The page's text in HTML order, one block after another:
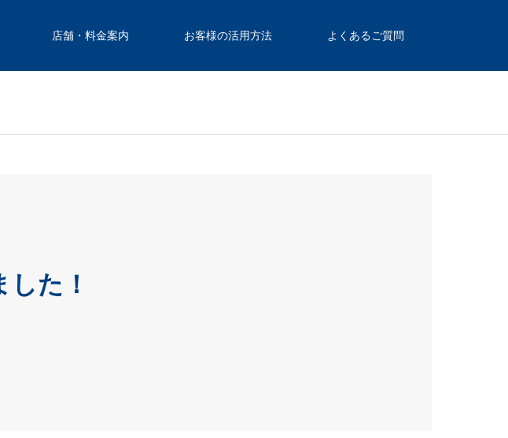
店舗・料金案内 お客様の活用方法 よくあるご質問
た！